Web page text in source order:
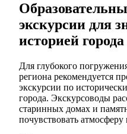
экскурсии для
историей города
Для глубокого
региона рекомендуется
экскурсии по
города. Экскурсоводы
старинных домах и
почувствовать